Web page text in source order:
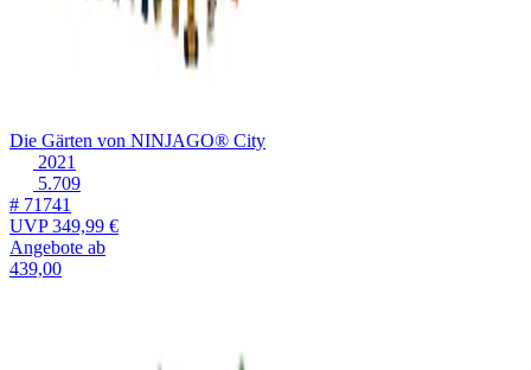
Die Gärten von NINJAGO® City
2021
5.709
# 71741
UVP349,99 €
Angebote ab
439,00